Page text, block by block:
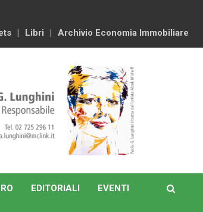
Libri Archivio Economia Immobiliare
EDITORIALI EVENTI